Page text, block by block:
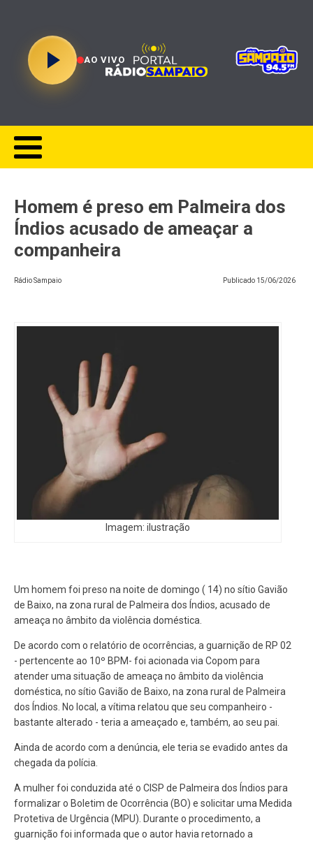
AO VIVO
Homem é preso em Palmeira dos
Índios acusado de ameaçar a
companheira
Rádio Sampaio Publicado 15/06/2026
Imagem: ilustração
Um homem foi preso na noite de domingo ( 14) no sítio Gavião
de Baixo, na zona rural de Palmeira dos Índios, acusado de
ameaça no âmbito da violência doméstica.
De acordo com o relatório de ocorrências, a guarnição de RP 02
- pertencente ao 10º BPM- foi acionada via Copom para
atender uma situação de ameaça no âmbito da violência
doméstica, no sítio Gavião de Baixo, na zona rural de Palmeira
dos Índios. No local, a vítima relatou que seu companheiro -
bastante alterado - teria a ameaçado e, também, ao seu pai.
Ainda de acordo com a denúncia, ele teria se evadido antes da
chegada da polícia.
A mulher foi conduzida até o CISP de Palmeira dos Índios para
formalizar o Boletim de Ocorrência (BO) e solicitar uma Medida
Protetiva de Urgência (MPU). Durante o procedimento, a
guarnição foi informada que o autor havia retornado a